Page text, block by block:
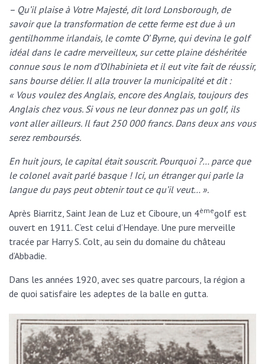
– Qu’il plaise à Votre Majesté, dit lord Lonsborough, de
savoir que la transformation de cette ferme est due à un
gentilhomme irlandais, le comte O’ Byrne, qui devina le golf
idéal dans le cadre merveilleux, sur cette plaine déshéritée
connue sous le nom d’Olhabinieta et il eut vite fait de réussir,
sans bourse délier. Il alla trouver la municipalité et dit :
« Vous voulez des Anglais, encore des Anglais, toujours des
Anglais chez vous. Si vous ne leur donnez pas un golf, ils
vont aller ailleurs. Il faut 250 000 francs. Dans deux ans vous
serez remboursés.
En huit jours, le capital était souscrit. Pourquoi ?… parce que
le colonel avait parlé basque ! Ici, un étranger qui parle la
langue du pays peut obtenir tout ce qu’il veut… ».
Après Biarritz, Saint Jean de Luz et Ciboure, un 4èmegolf est
ouvert en 1911. C’est celui d’Hendaye. Une pure merveille
tracée par Harry S. Colt, au sein du domaine du château
d’Abbadie.
Dans les années 1920, avec ses quatre parcours, la région a
de quoi satisfaire les adeptes de la balle en gutta.